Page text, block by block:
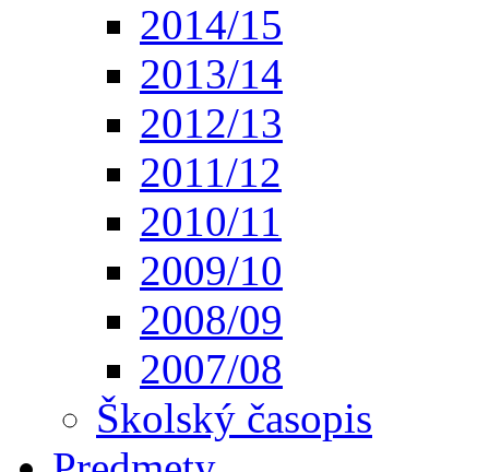
2014/15
2013/14
2012/13
2011/12
2010/11
2009/10
2008/09
2007/08
Školský časopis